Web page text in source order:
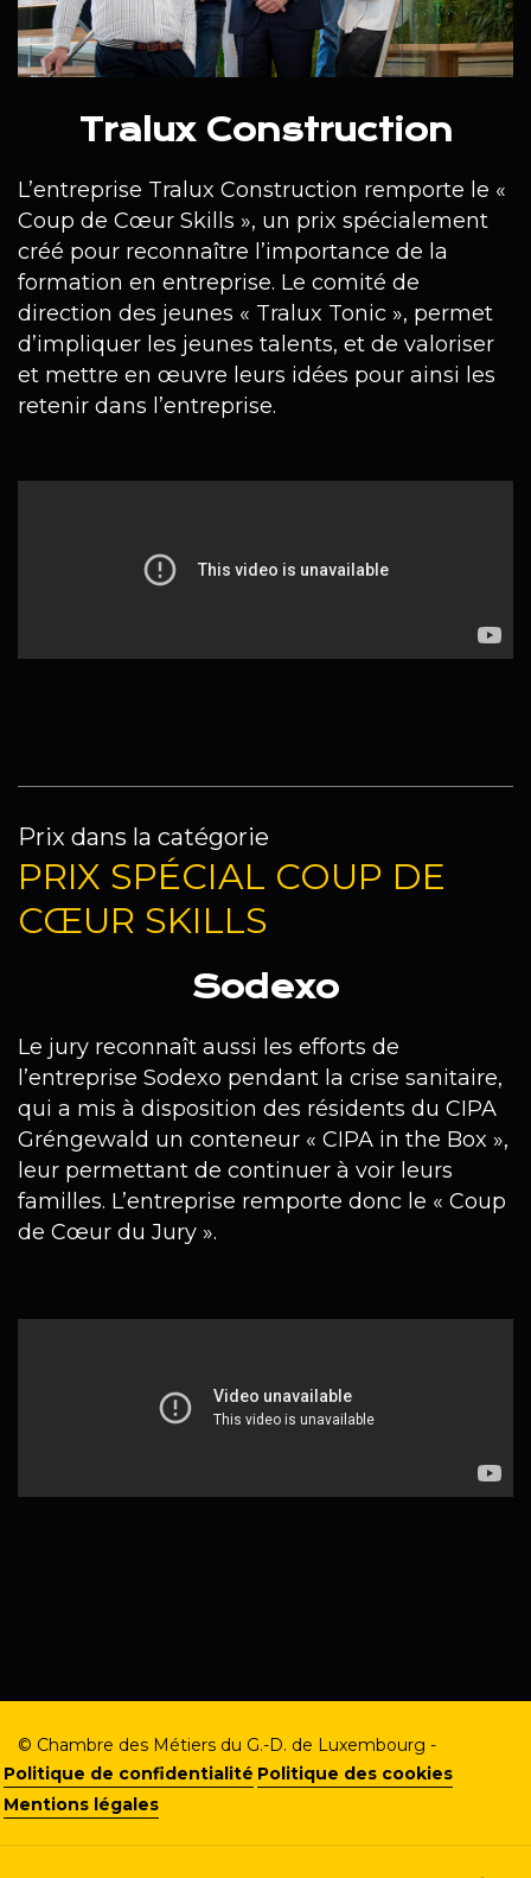
Tralux Construction
L’entreprise Tralux Construction remporte le «
Coup de Cœur Skills », un prix spécialement
créé pour reconnaître l’importance de la
formation en entreprise. Le comité de
direction des jeunes « Tralux Tonic », permet
d’impliquer les jeunes talents, et de valoriser
et mettre en œuvre leurs idées pour ainsi les
retenir dans l’entreprise.
Prix dans la catégorie
PRIX SPÉCIAL COUP DE
CŒUR SKILLS
Sodexo
Le jury reconnaît aussi les efforts de
l’entreprise Sodexo pendant la crise sanitaire,
qui a mis à disposition des résidents du CIPA
Gréngewald un conteneur « CIPA in the Box »,
leur permettant de continuer à voir leurs
familles. L’entreprise remporte donc le « Coup
de Cœur du Jury ».
© Chambre des Métiers du G.-D. de Luxembourg -
Politique de confidentialité Politique des cookies
Mentions légales